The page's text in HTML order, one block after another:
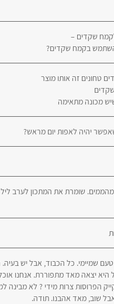
שקדים –
בקמח שקדים?
טחונים זה אותו מוצר
מכונה מתאימה
יהיה לאפות יום מראש?
שומרת את המתכון לערב
שמיימי. כל הכבוד, אבל יש
היא יצאה מאד מתפוררת. אנחנו
הפרוסות צרות מידי ? לא מבינה
שוב, מאד אהבנו. תודה.